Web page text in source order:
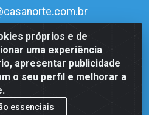
próprios e de
uma experiência
apresentar publicidade
o seu perfil e melhorar a
essenciais
Mário Câmara, 1815 -
RN - CEP 59054-600 - CNPJ
0001-51